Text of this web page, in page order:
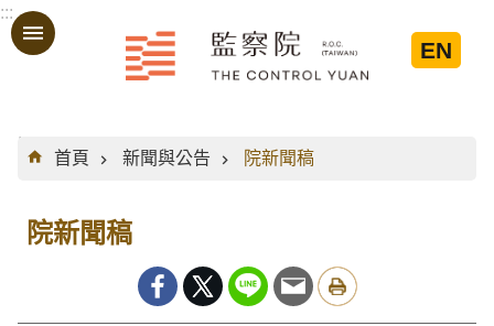
跳到主要內容區塊
:::
EN
:::
首頁
新聞與公告 院新聞稿
院新聞稿